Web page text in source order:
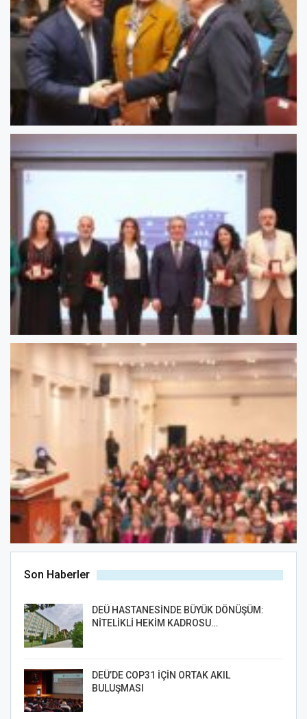
Son Haberler
DEÜ HASTANESİNDE BÜYÜK DÖNÜŞÜM:
NİTELİKLİ HEKİM KADROSU…
DEÜ’DE COP31 İÇİN ORTAK AKIL
BULUŞMASI